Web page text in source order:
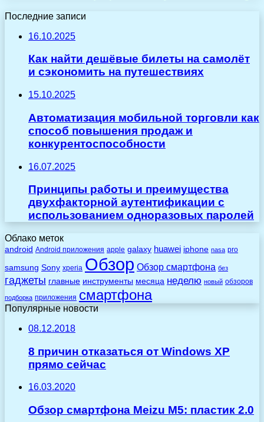
Последние записи
16.10.2025
Как найти дешёвые билеты на самолёт
и сэкономить на путешествиях
15.10.2025
Автоматизация мобильной торговли как
способ повышения продаж и
конкурентоспособности
16.07.2025
Принципы работы и преимущества
двухфакторной аутентификации с
использованием одноразовых паролей
Облако меток
android Android приложения apple galaxy huawei iphone nasa pro
samsung Sony xperia Обзор Обзор смартфона без
гаджеты главные инструменты месяца неделю новый обзоров
подборка приложения смартфона
Популярные новости
08.12.2018
8 причин отказаться от Windows XP
прямо сейчас
16.03.2020
Обзор смартфона Meizu M5: пластик 2.0